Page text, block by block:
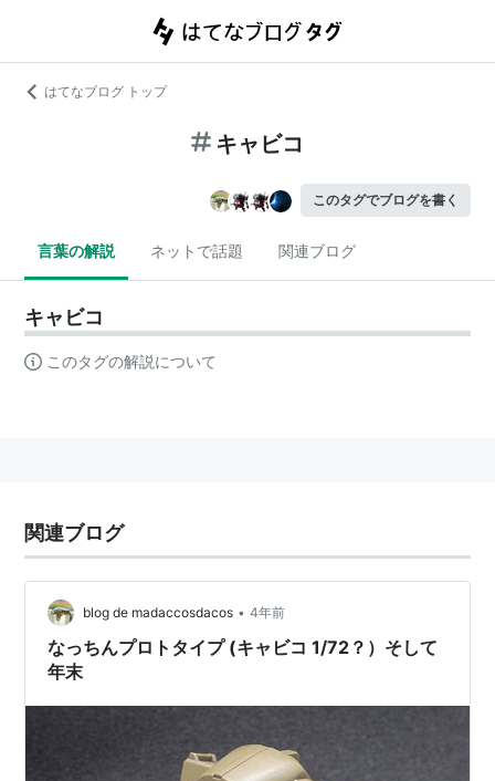
はてなブログ トップ
キャビコ
このタグでブログを書く
言葉の解説 ネットで話題 関連ブログ
キャビコ
このタグの解説について
関連ブログ
blog de madaccosdacos • 4年前
なっちんプロトタイプ (キャビコ 1/72？）そして
年末